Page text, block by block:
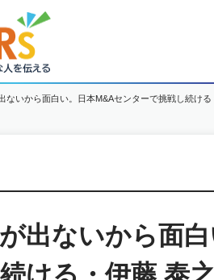
ないから面白い。日本M&Aセンターで挑戦し続ける
出ないから面